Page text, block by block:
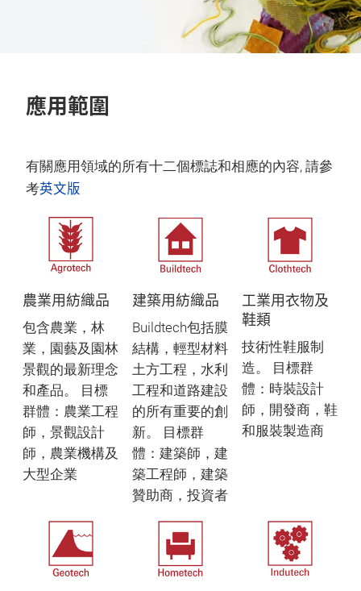
應用範圍
有關應用領域的所有十二個標誌和相應的內容, 請參
考英文版
農業用紡織品
包含農業，林
業，園藝及園林
景觀的最新理念
和產品。 目標
群體：農業工程
師，景觀設計
師，農業機構及
大型企業
建築用紡織品
Buildtech包括膜
結構，輕型材料
土方工程，水利
工程和道路建設
的所有重要的創
新。 目標群
體：建築師，建
築工程師，建築
贊助商，投資者
工業用衣物及
鞋類
技術性鞋服制
造。 目標群
體：時裝設計
師，開發商，鞋
和服裝製造商